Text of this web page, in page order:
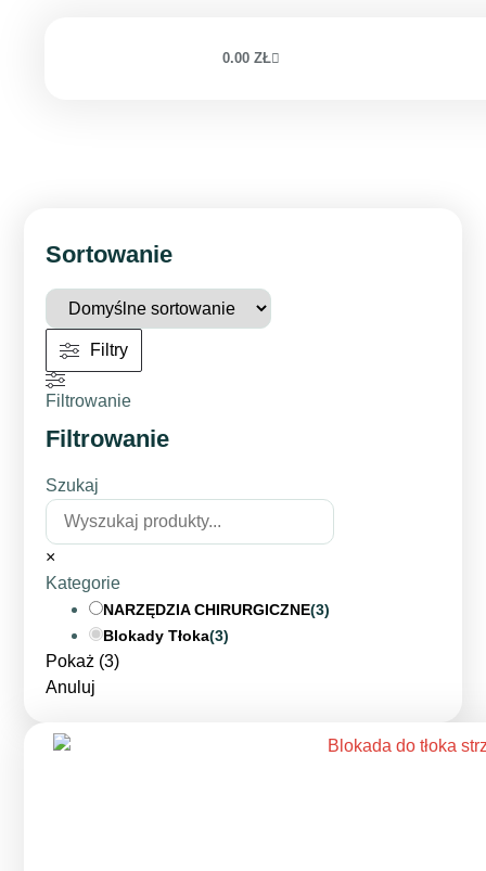
0.00 ZŁ
Sortowanie
Filtry
Filtrowanie
Filtrowanie
Szukaj
×
Kategorie
NARZĘDZIA CHIRURGICZNE(3)
Blokady Tłoka(3)
Pokaż (3)
Anuluj